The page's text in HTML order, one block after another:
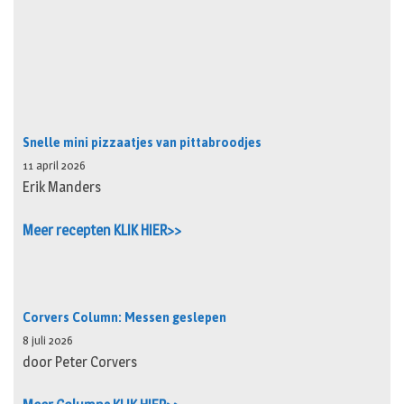
Snelle mini pizzaatjes van pittabroodjes
11 april 2026
Erik Manders
Meer recepten KLIK HIER>>
Corvers Column: Messen geslepen
8 juli 2026
door Peter Corvers